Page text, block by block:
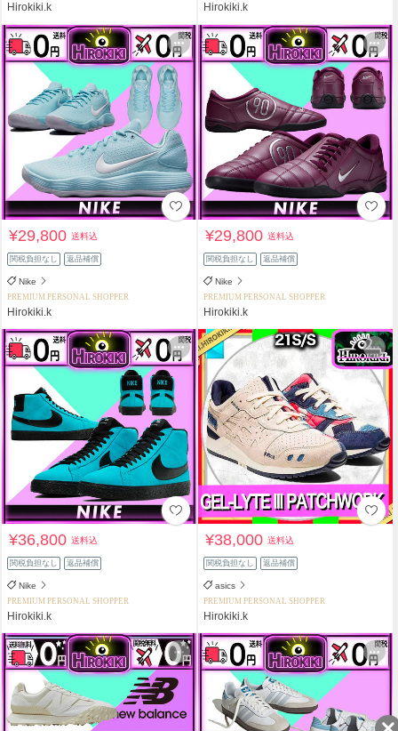
Hirokiki.k Hirokiki.k
¥29,800送料込
関税負担なし 返品補償
Nike
PREMIUM PERSONAL SHOPPER
Hirokiki.k
¥29,800送料込
関税負担なし 返品補償
Nike
PREMIUM PERSONAL SHOPPER
Hirokiki.k
¥36,800送料込
関税負担なし 返品補償
Nike
PREMIUM PERSONAL SHOPPER
Hirokiki.k
¥38,000送料込
関税負担なし 返品補償
asics
PREMIUM PERSONAL SHOPPER
Hirokiki.k